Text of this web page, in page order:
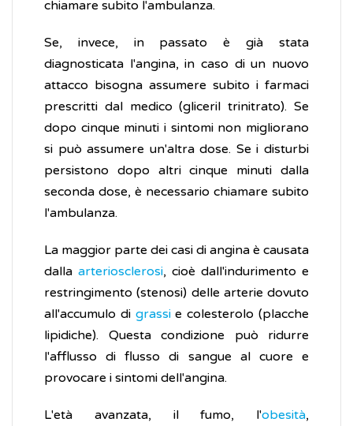
chiamare subito l'ambulanza.
Se, invece, in passato è già stata
diagnosticata l'angina, in caso di un nuovo
attacco bisogna assumere subito i farmaci
prescritti dal medico (gliceril trinitrato). Se
dopo cinque minuti i sintomi non migliorano
si può assumere un'altra dose. Se i disturbi
persistono dopo altri cinque minuti dalla
seconda dose, è necessario chiamare subito
l'ambulanza.
La maggior parte dei casi di angina è causata
dalla arteriosclerosi, cioè dall'indurimento e
restringimento (stenosi) delle arterie dovuto
all'accumulo digrassie colesterolo (placche
lipidiche). Questa condizione può ridurre
l'afflusso di flusso di sangue al cuore e
provocare i sintomi dell'angina.
L'età avanzata, il fumo, l'obesità,